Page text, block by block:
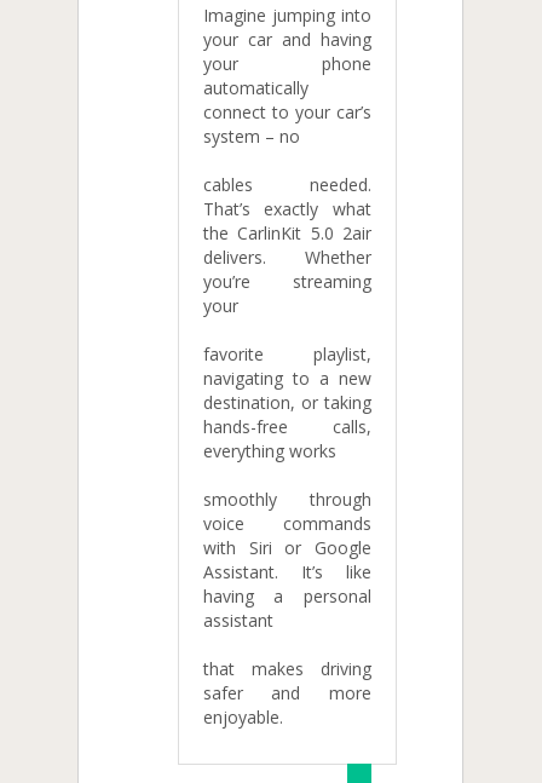
Imagine jumping into
your car and having
your phone
automatically
connect to your car’s
system – no
cables needed.
That’s exactly what
the CarlinKit 5.0 2air
delivers. Whether
you’re streaming
your
favorite playlist,
navigating to a new
destination, or taking
hands-free calls,
everything works
smoothly through
voice commands
with Siri or Google
Assistant. It’s like
having a personal
assistant
that makes driving
safer and more
enjoyable.